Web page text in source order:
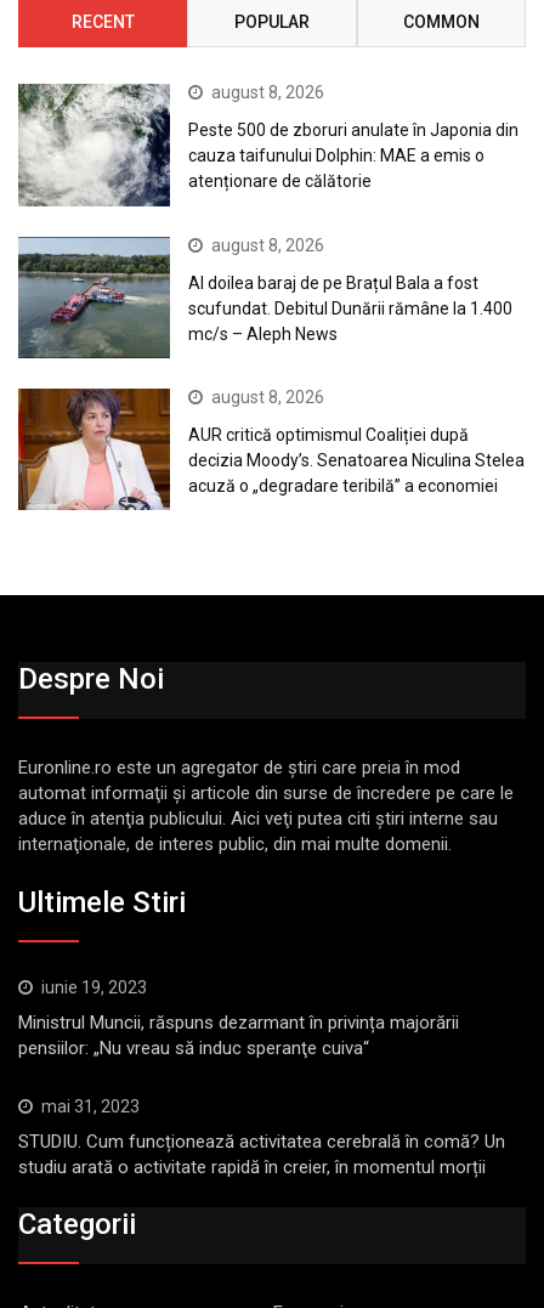
RECENT POPULAR COMMON
august 8, 2026
Peste 500 de zboruri anulate în Japonia din
cauza taifunului Dolphin: MAE a emis o
atenționare de călătorie
august 8, 2026
Al doilea baraj de pe Brațul Bala a fost
scufundat. Debitul Dunării rămâne la 1.400
mc/s – Aleph News
august 8, 2026
AUR critică optimismul Coaliției după
decizia Moody’s. Senatoarea Niculina Stelea
acuză o „degradare teribilă” a economiei
Despre Noi
Euronline.ro este un agregator de ştiri care preia în mod
automat informaţii şi articole din surse de încredere pe care le
aduce în atenţia publicului. Aici veţi putea citi ştiri interne sau
internaţionale, de interes public, din mai multe domenii.
Ultimele Stiri
iunie 19, 2023
Ministrul Muncii, răspuns dezarmant în privința majorării
pensiilor: „Nu vreau să induc speranţe cuiva“
mai 31, 2023
STUDIU. Cum funcționează activitatea cerebrală în comă? Un
studiu arată o activitate rapidă în creier, în momentul morții
Categorii